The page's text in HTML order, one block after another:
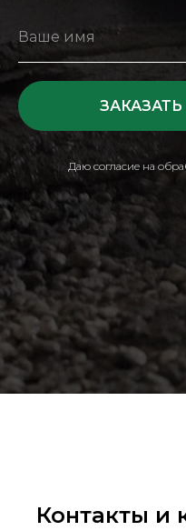
Даю согласие на
Контакты и